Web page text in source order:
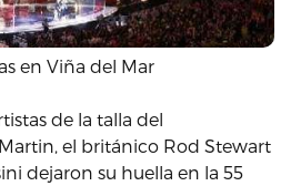
en Viña del Mar
de la talla del
el británico Rod Stewart
dejaron su huella en la 55